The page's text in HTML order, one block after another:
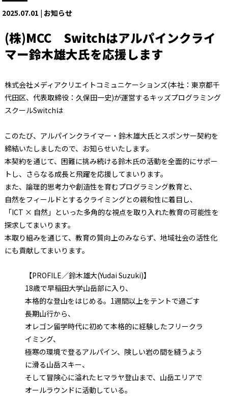
2025.07.01 | お知らせ
(株)MCC Switchはアルパインクライ
マー鈴木雄大氏を応援します
株式会社メディアクリエイトコミュニケーションズ(本社：東京都千
代田区、代表取締役：久保田一史)が運営するキッズプログラミング
スクールSwitchは
このたび、アルパインクライマー・鈴木雄大氏とスポンサー契約を
締結いたしましたので、お知らせいたします。
本契約を通じて、困難に挑み続ける鈴木氏の活動を全面的にサポー
トし、さらなる成長と飛躍を応援してまいります。
また、論理的思考力や創造性を育むプログラミング教育と、
自然をフィールドとするクライミングとの親和性に着目し、
「ICT × 自然」といった多角的な視点を取り入れた教育の可能性を
探求してまいります。
本取り組みを通じて、教育の質向上のみならず、地域社会の活性化
にも貢献してまいります。
【PROFILE／鈴木雄大(Yudai Suzuki)】
18歳で早稲田大学山岳部に入り、
本格的な登山をはじめる。1週間以上をテントで過ごす
長期山行から、
オレゴン留学時代に初めて本格的に経験したフリークラ
イミング、
極寒の環境で登るアルパイン、険しい岩の間を縫うよう
に滑る山岳スキー、
そして冒険心に溢れたヒマラヤ登山まで、山岳エリアで
オールラウンドに活動している。